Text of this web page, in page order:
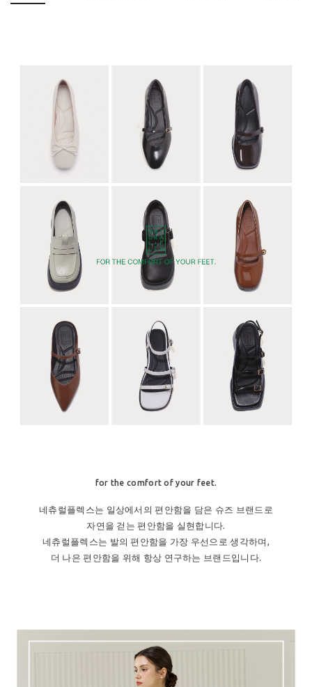
for the comfort of your feet.
네츄럴플렉스는 일상에서의 편안함을 담은 슈즈 브랜드로
자연을 걷는 편안함을 실현합니다.
네츄럴플렉스는 발의 편안함을 가장 우선으로 생각하며,
더 나은 편안함을 위해 항상 연구하는 브랜드입니다.